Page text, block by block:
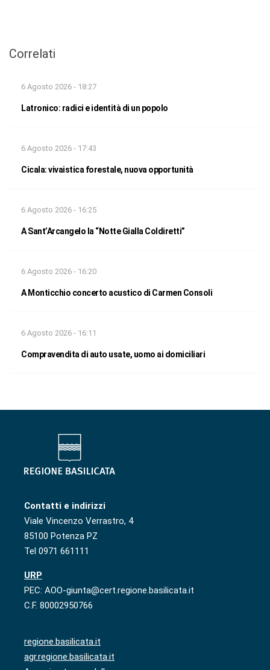
Correlati
6 Agosto 2026 - 18:27
Latronico: radici e identità di un popolo
6 Agosto 2026 - 17:43
Cicala: vivaistica forestale, nuova opportunità
6 Agosto 2026 - 16:25
A Sant’Arcangelo la “Notte Gialla Coldiretti”
6 Agosto 2026 - 16:20
A Monticchio concerto acustico di Carmen Consoli
6 Agosto 2026 - 16:11
Compravendita di auto usate, uomo ai domiciliari
Contatti e indirizzi
Viale Vincenzo Verrastro, 4
85100 Potenza PZ
Tel 0971 661111
URP
PEC: AOO-giunta@cert.regione.basilicata.it
C.F. 80002950766
regione.basilicata.it
agr.regione.basilicata.it